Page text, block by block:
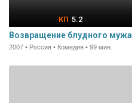
5.2
Возвращение блудного мужа
2007 • Россия • Комедия • 99 мин.